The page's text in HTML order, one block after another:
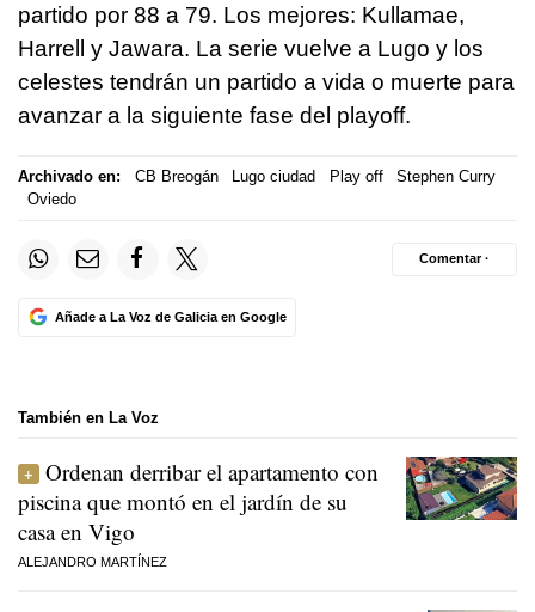
partido por 88 a 79. Los mejores: Kullamae,
Harrell y Jawara. La serie vuelve a Lugo y los
celestes tendrán un partido a vida o muerte para
avanzar a la siguiente fase del playoff.
Archivado en: CB Breogán Lugo ciudad Play off
Stephen Curry
Oviedo
Añade a La Voz de Galicia en Google
Comentar ·
También en La Voz
Ordenan derribar el apartamento con
piscina que montó en el jardín de su
casa en Vigo
ALEJANDRO MARTÍNEZ